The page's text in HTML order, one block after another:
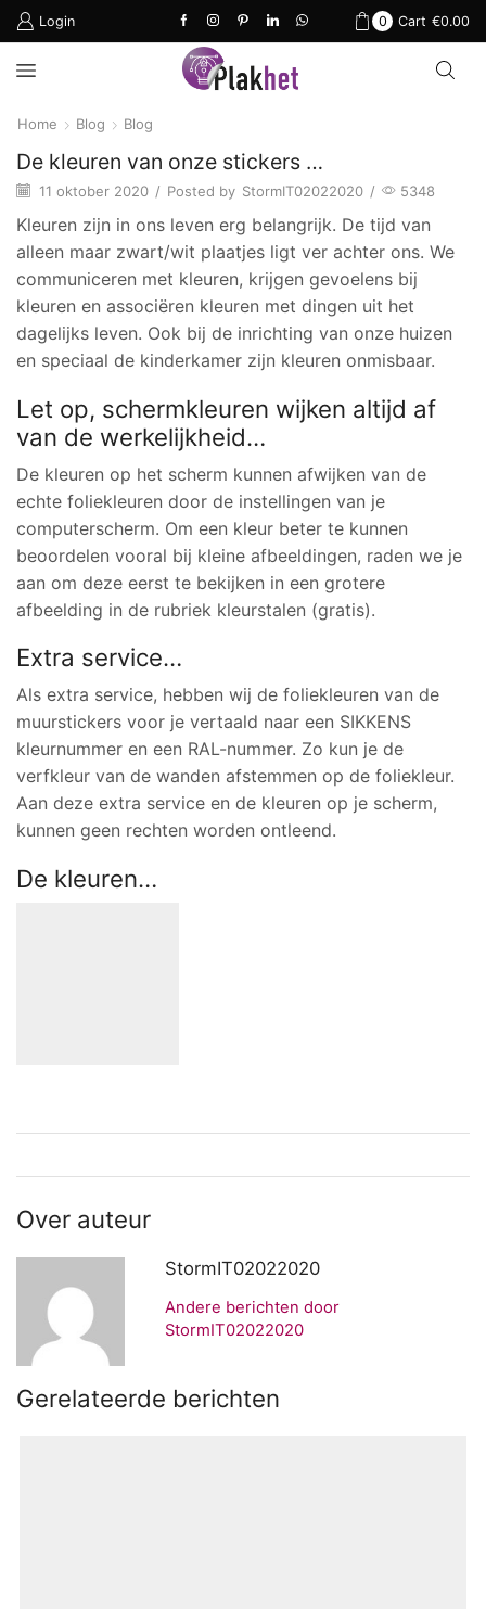
Login 0 Cart €0.00
Home Blog Blog
De kleuren van onze stickers …
11 oktober 2020 / Posted by StormIT02022020 / 5348
Kleuren zijn in ons leven erg belangrijk. De tijd van
alleen maar zwart/wit plaatjes ligt ver achter ons. We
communiceren met kleuren, krijgen gevoelens bij
kleuren en associëren kleuren met dingen uit het
dagelijks leven. Ook bij de inrichting van onze huizen
en speciaal de kinderkamer zijn kleuren onmisbaar.
Let op, schermkleuren wijken altijd af
van de werkelijkheid…
De kleuren op het scherm kunnen afwijken van de
echte foliekleuren door de instellingen van je
computerscherm. Om een kleur beter te kunnen
beoordelen vooral bij kleine afbeeldingen, raden we je
aan om deze eerst te bekijken in een grotere
afbeelding in de rubriek kleurstalen (gratis).
Extra service…
Als extra service, hebben wij de foliekleuren van de
muurstickers voor je vertaald naar een SIKKENS
kleurnummer en een RAL-nummer. Zo kun je de
verfkleur van de wanden afstemmen op de foliekleur.
Aan deze extra service en de kleuren op je scherm,
kunnen geen rechten worden ontleend.
De kleuren…
Over auteur
StormIT02022020
Andere berichten door
StormIT02022020
Gerelateerde berichten